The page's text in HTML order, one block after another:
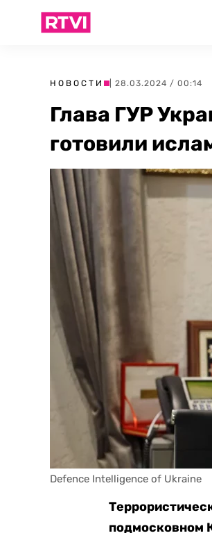
НОВОСТИ | 28.03.2024 / 00:14
Глава ГУР
готовили
Defence Intelligence of Ukraine
подмосковном